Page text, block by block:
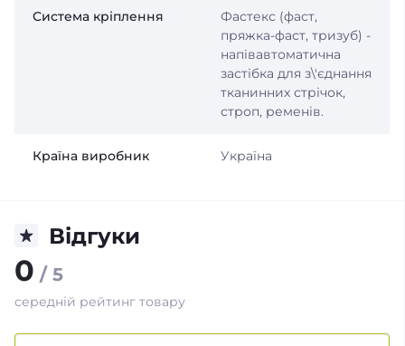
Система кріплення
Фастекс (фаст,
пряжка-фаст, тризуб) -
напівавтоматична
застібка для з\'єднання
тканинних стрічок,
строп, ременів.
Країна виробник Україна
Відгуки
0 / 5
середній рейтинг товару